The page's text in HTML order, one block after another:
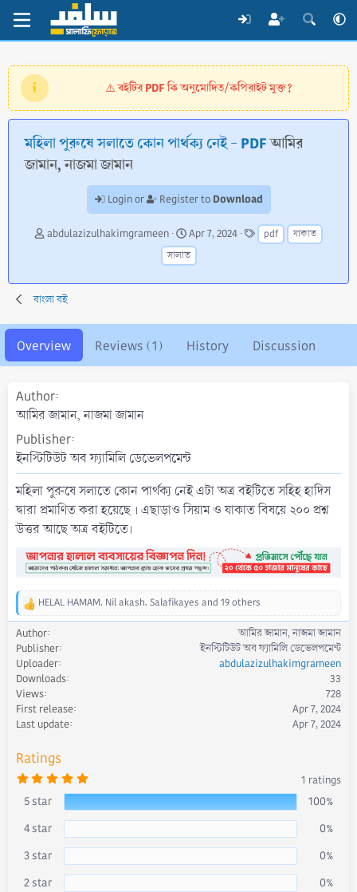
⚠️বইটির PDF কি অনুমোদিত/কপিরাইট মুক্ত?
মহিলা পুরুষে সলাতে কোন পার্থক্য নেই - PDFআমির
জামান, নাজমা জামান
Login or Register to Download
A
r
abdulazizulhakimgrameen
C
r
e
o
d
a
Apr 7, 2024
T
a
pdf
যাকাত
সালাত
বাংলা বই
Overview Reviews (1) History Discussion
Author
আমির জামান, নাজমা জামান
Publisher
ইনস্টিটিউট অব ফ্যামিলি ডেভেলপমেন্ট
মহিলা পুরুষে সলাতে কোন পার্থক্য নেই এটা অত্র বইটিতে সহিহ হাদিস
দ্বারা প্রমাণিত করা হয়েছে । এছাড়াও সিয়াম ও যাকাত বিষয়ে ২০০ প্রশ্ন
উত্তর আছে অত্র বইটিতে।
R
e
a
c
t
i
o
n
s
HELAL HAMAM, Nil akash, Salafikayes and 19 others
Author
আমির জামান, নাজমা জামান
Publisher
ইনস্টিটিউট অব ফ্যামিলি ডেভেলপমেন্ট
Uploader
abdulazizulhakimgrameen
Downloads
33
Views
728
First release
Apr 7, 2024
Last update
Apr 7, 2024
Ratings
5
0
0
s
a
r
1 ratings
5 star
100%
4 star
0%
3 star
0%
2 star
0%